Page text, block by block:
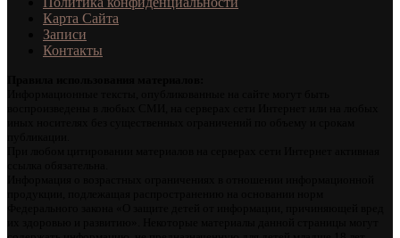
Карта Сайта
Записи
Контакты